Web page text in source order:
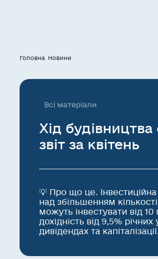
Головна Новини
Всі матеріали
Хід
звіт за квітень
💡 Про що це.
над збільшенням
можуть інвестувати від 10
дохідність від 9,5%
дивідендах та